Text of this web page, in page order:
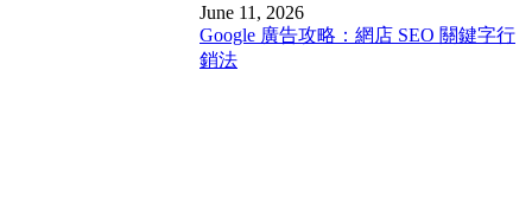
June 11, 2026
Google 廣告攻略：網店 SEO 關鍵字行
銷法